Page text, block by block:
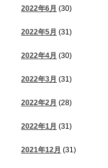
2022年6月 (30)
2022年5月 (31)
2022年4月 (30)
2022年3月 (31)
2022年2月 (28)
2022年1月 (31)
2021年12月 (31)